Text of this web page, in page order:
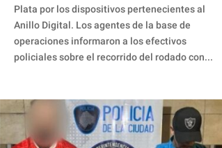
Plata por los dispositivos pertenecientes al
Anillo Digital. Los agentes de la base de
operaciones informaron a los efectivos
policiales sobre el recorrido del rodado con...